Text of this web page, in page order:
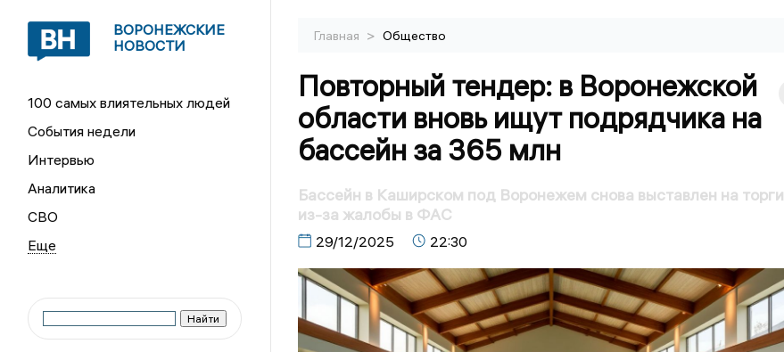
ВОРОНЕЖСКИЕ
НОВОСТИ
100 самых влиятельных людей
События недели
Интервью
Аналитика
СВО
Главная > Общество
Повторный тендер: в Воронежской
области вновь ищут подрядчика на
бассейн за 365 млн
Бассейн в Каширском под Воронежем снова выставлен на торги
из-за жалобы в ФАС
29/12/2025 22:30